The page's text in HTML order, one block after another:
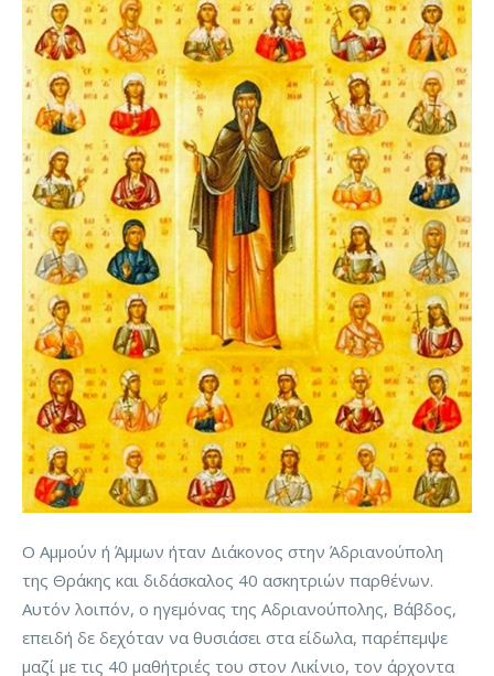
Ο Αμμούν ή Άμμων ήταν Διάκονος στην Άδριανούπολη
της Θράκης και διδάσκαλος 40 ασκητριών παρθένων.
Αυτόν λοιπόν, ο ηγεμόνας της Αδριανούπολης, Βάβδος,
επειδή δε δεχόταν να θυσιάσει στα είδωλα, παρέπεμψε
μαζί με τις 40 μαθήτριές του στον Λικίνιο, τον άρχοντα